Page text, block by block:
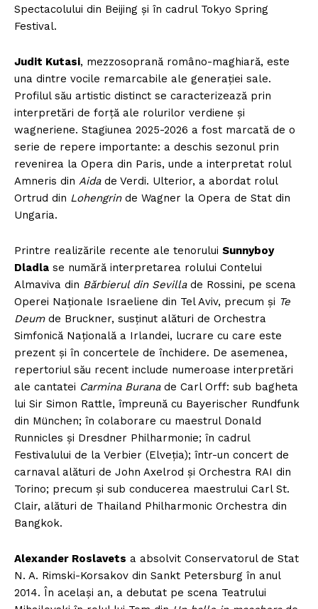
Spectacolului din Beijing și în cadrul Tokyo Spring
Festival.
Judit Kutasi, mezzosoprană româno-maghiară, este
una dintre vocile remarcabile ale generației sale.
Profilul său artistic distinct se caracterizează prin
interpretări de forță ale rolurilor verdiene și
wagneriene. Stagiunea 2025-2026 a fost marcată de o
serie de repere importante: a deschis sezonul prin
revenirea la Opera din Paris, unde a interpretat rolul
Amneris din Aidade Verdi. Ulterior, a abordat rolul
Ortrud din Lohengrinde Wagner la Opera de Stat din
Ungaria.
Printre realizările recente ale tenorului Sunnyboy
Dladla se numără interpretarea rolului Contelui
Almaviva din Bărbierul din Sevillade Rossini, pe scena
Operei Naționale Israeliene din Tel Aviv, precum și Te
Deumde Bruckner, susținut alături de Orchestra
Simfonică Națională a Irlandei, lucrare cu care este
prezent și în concertele de închidere. De asemenea,
repertoriul său recent include numeroase interpretări
ale cantatei Carmina Buranade Carl Orff: sub bagheta
lui Sir Simon Rattle, împreună cu Bayerischer Rundfunk
din München; în colaborare cu maestrul Donald
Runnicles și Dresdner Philharmonie; în cadrul
Festivalului de la Verbier (Elveția); într-un concert de
carnaval alături de John Axelrod și Orchestra RAI din
Torino; precum și sub conducerea maestrului Carl St.
Clair, alături de Thailand Philharmonic Orchestra din
Bangkok.
Alexander Roslavets a absolvit Conservatorul de Stat
N. A. Rimski-Korsakov din Sankt Petersburg în anul
2014. În același an, a debutat pe scena Teatrului